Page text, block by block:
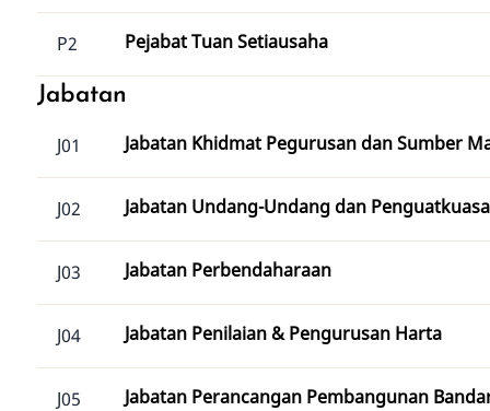
P2 Pejabat Tuan Setiausaha
Jabatan
J01 Jabatan Khidmat Pegurusan dan Sumber
J02 Jabatan Undang-Undang dan
J03 Jabatan Perbendaharaan
J04 Jabatan Penilaian & Pengurusan Harta
J05 Jabatan Perancangan Pembangunan